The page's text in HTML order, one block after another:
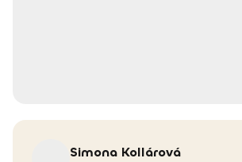
Simona Kollárová